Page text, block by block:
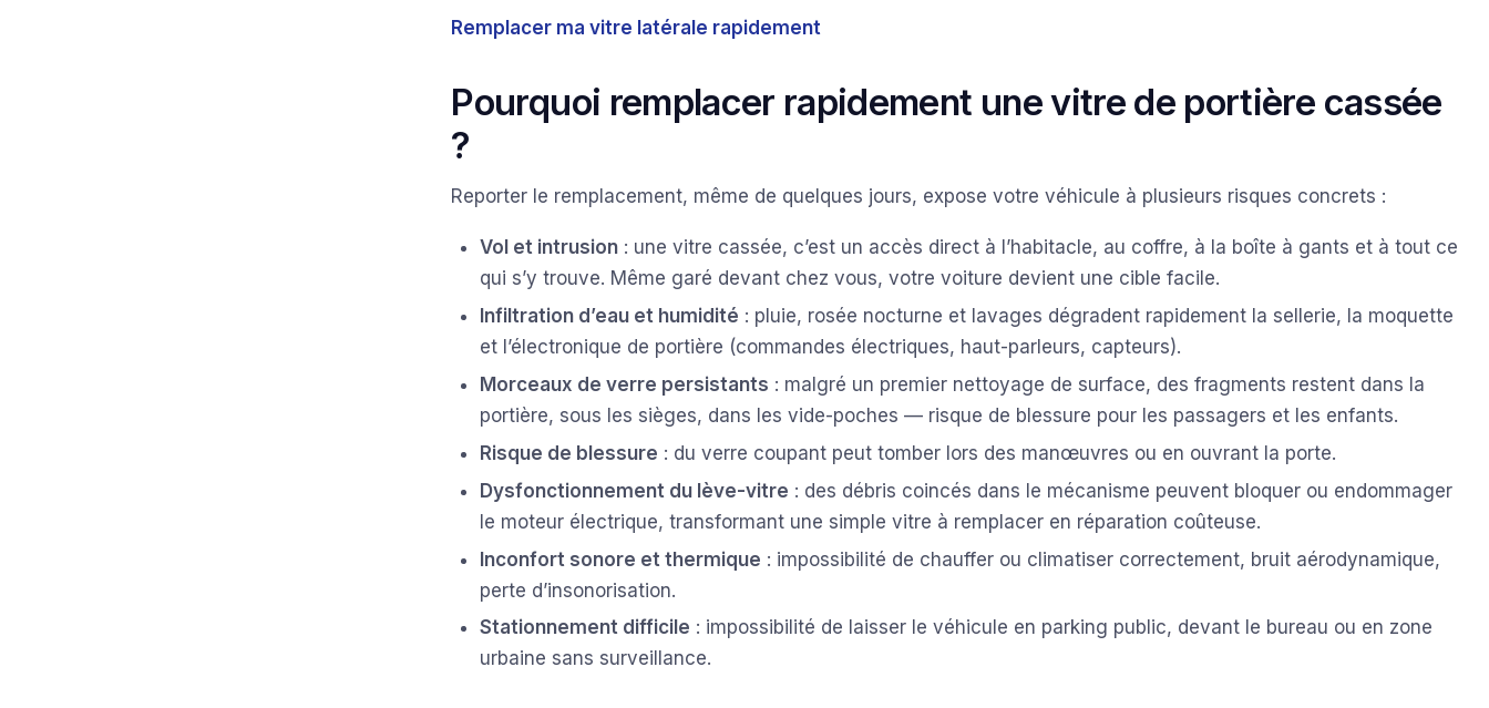
Remplacer ma vitre latérale rapidement
Pourquoi remplacer rapidement une vitre de portière cassée
?
Reporter le remplacement, même de quelques jours, expose votre véhicule à plusieurs risques concrets :
Vol et intrusion: une vitre cassée, c’est un accès direct à l’habitacle, au coffre, à la boîte à gants et à tout ce
qui s’y trouve. Même garé devant chez vous, votre voiture devient une cible facile.
Infiltration d’eau et humidité : pluie, rosée nocturne et lavages dégradent rapidement la sellerie, la moquette
et l’électronique de portière (commandes électriques, haut-parleurs, capteurs).
Morceaux de verre persistants : malgré un premier nettoyage de surface, des fragments restent dans la
portière, sous les sièges, dans les vide-poches — risque de blessure pour les passagers et les enfants.
Risque de blessure : du verre coupant peut tomber lors des manœuvres ou en ouvrant la porte.
Dysfonctionnement du lève-vitre : des débris coincés dans le mécanisme peuvent bloquer ou endommager
le moteur électrique, transformant une simple vitre à remplacer en réparation coûteuse.
Inconfort sonore et thermique : impossibilité de chauffer ou climatiser correctement, bruit aérodynamique,
perte d’insonorisation.
Stationnement difficile : impossibilité de laisser le véhicule en parking public, devant le bureau ou en zone
urbaine sans surveillance.